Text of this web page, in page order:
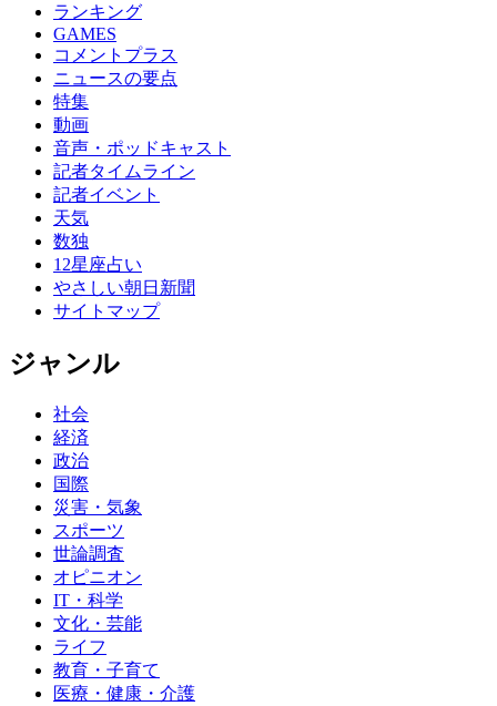
ランキング
GAMES
コメントプラス
ニュースの要点
特集
動画
音声・ポッドキャスト
記者タイムライン
記者イベント
天気
数独
12星座占い
やさしい朝日新聞
サイトマップ
ジャンル
社会
経済
政治
国際
災害・気象
スポーツ
世論調査
オピニオン
IT・科学
文化・芸能
ライフ
教育・子育て
医療・健康・介護